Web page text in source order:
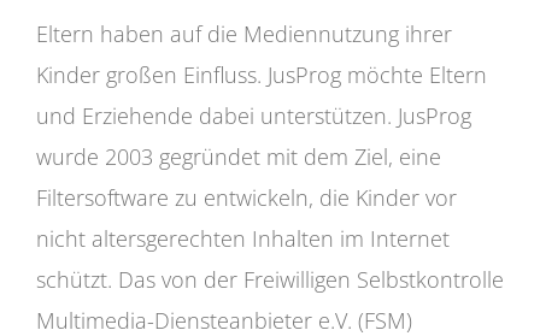
Eltern haben auf die Mediennutzung ihrer
Kinder großen Einfluss. JusProg möchte Eltern
und Erziehende dabei unterstützen. JusProg
wurde 2003 gegründet mit dem Ziel, eine
Filtersoftware zu entwickeln, die Kinder vor
nicht altersgerechten Inhalten im Internet
schützt. Das von der Freiwilligen Selbstkontrolle
Multimedia-Diensteanbieter e.V. (FSM)